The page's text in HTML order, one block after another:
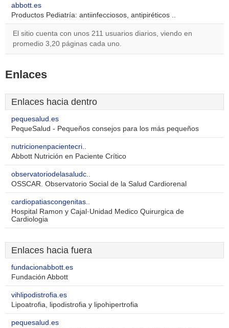
abbott.es
Productos Pediatría: antiinfecciosos, antipiréticos ..
El sitio cuenta con unos 211 usuarios diarios, viendo en
promedio 3,20 páginas cada uno.
Enlaces
Enlaces hacia dentro
pequesalud.es
PequeSalud - Pequeños consejos para los más pequeños
nutricionenpacientecri..
Abbott Nutrición en Paciente Crítico
observatoriodelasaludc..
OSSCAR. Observatorio Social de la Salud Cardiorenal
cardiopatiascongenitas..
Hospital Ramon y Cajal·Unidad Medico Quirurgica de
Cardiologia
Enlaces hacia fuera
fundacionabbott.es
Fundación Abbott
vihlipodistrofia.es
Lipoatrofia, lipodistrofia y lipohipertrofia
pequesalud.es